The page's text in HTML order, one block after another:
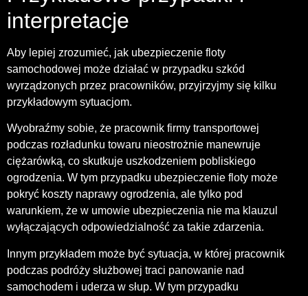
interpretacje
Aby lepiej zrozumieć, jak ubezpieczenie floty
samochodowej może działać w przypadku szkód
wyrządzonych przez pracowników, przyjrzyjmy się kilku
przykładowym sytuacjom.
Wyobraźmy sobie, że pracownik firmy transportowej
podczas rozładunku towaru nieostrożnie manewruje
ciężarówką, co skutkuje uszkodzeniem pobliskiego
ogrodzenia. W tym przypadku ubezpieczenie floty może
pokryć koszty naprawy ogrodzenia, ale tylko pod
warunkiem, że w umowie ubezpieczenia nie ma klauzul
wyłączających odpowiedzialność za takie zdarzenia.
Innym przykładem może być sytuacja, w której pracownik
podczas podróży służbowej traci panowanie nad
samochodem i uderza w słup. W tym przypadku